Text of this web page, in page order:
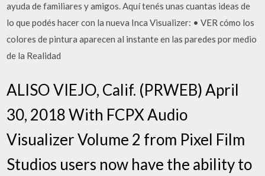
ayuda de familiares y amigos. Aquí tenés unas cuantas ideas de
lo que podés hacer con la nueva Inca Visualizer: • VER cómo los
colores de pintura aparecen al instante en las paredes por medio
de la Realidad
ALISO VIEJO, Calif. (PRWEB) April
30, 2018 With FCPX Audio
Visualizer Volume 2 from Pixel Film
Studios users now have the ability to